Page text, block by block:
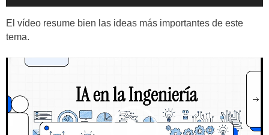
audio
El vídeo resume bien las ideas más importantes de este
tema.
Reproductor